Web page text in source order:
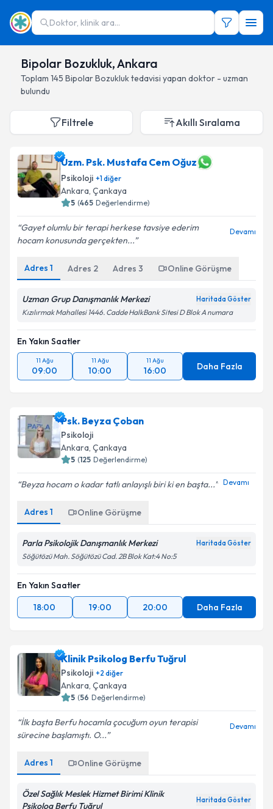
Doktor, klinik ara...
Bipolar Bozukluk, Ankara
Toplam 145 Bipolar Bozukluktedavisi yapan doktor - uzman
bulundu
Filtrele Akıllı Sıralama
Uzm. Psk. Mustafa Cem Oğuz
Psikoloji +1diğer
Ankara, Çankaya
5 (465 Değerlendirme)
Gayet olumlu bir terapi herkese tavsiye ederim
hocam konusunda gerçekten...
Devamı
Adres 1 Adres 2 Adres 3 Online Görüşme
Uzman Grup Danışmanlık Merkezi Haritada Göster
Kızılırmak Mahallesi 1446. Cadde HalkBank Sitesi D Blok A numara
En Yakın Saatler
11 Ağu
09:00
11 Ağu
10:00
11 Ağu
16:00 Daha Fazla
Psk. Beyza Çoban
Psikoloji
Ankara, Çankaya
5 (125 Değerlendirme)
Beyza hocam o kadar tatlı anlayışlı biri ki en başta... Devamı
Adres 1 Online Görüşme
Parla Psikolojik Danışmanlık Merkezi Haritada Göster
Söğütözü Mah. Söğütözü Cad. 2B Blok Kat:4 No:5
En Yakın Saatler
18:00
19:00 20:00 Daha Fazla
Klinik Psikolog Berfu Tuğrul
Psikoloji +2 diğer
Ankara, Çankaya
5 (56 Değerlendirme)
İlk başta Berfu hocamla çocuğum oyun terapisi
sürecine başlamıştı. O...
Devamı
Adres 1 Online Görüşme
Özel Sağlık Meslek Hizmet Birimi Klinik
Psikolog Berfu Tuğrul
Haritada Göster